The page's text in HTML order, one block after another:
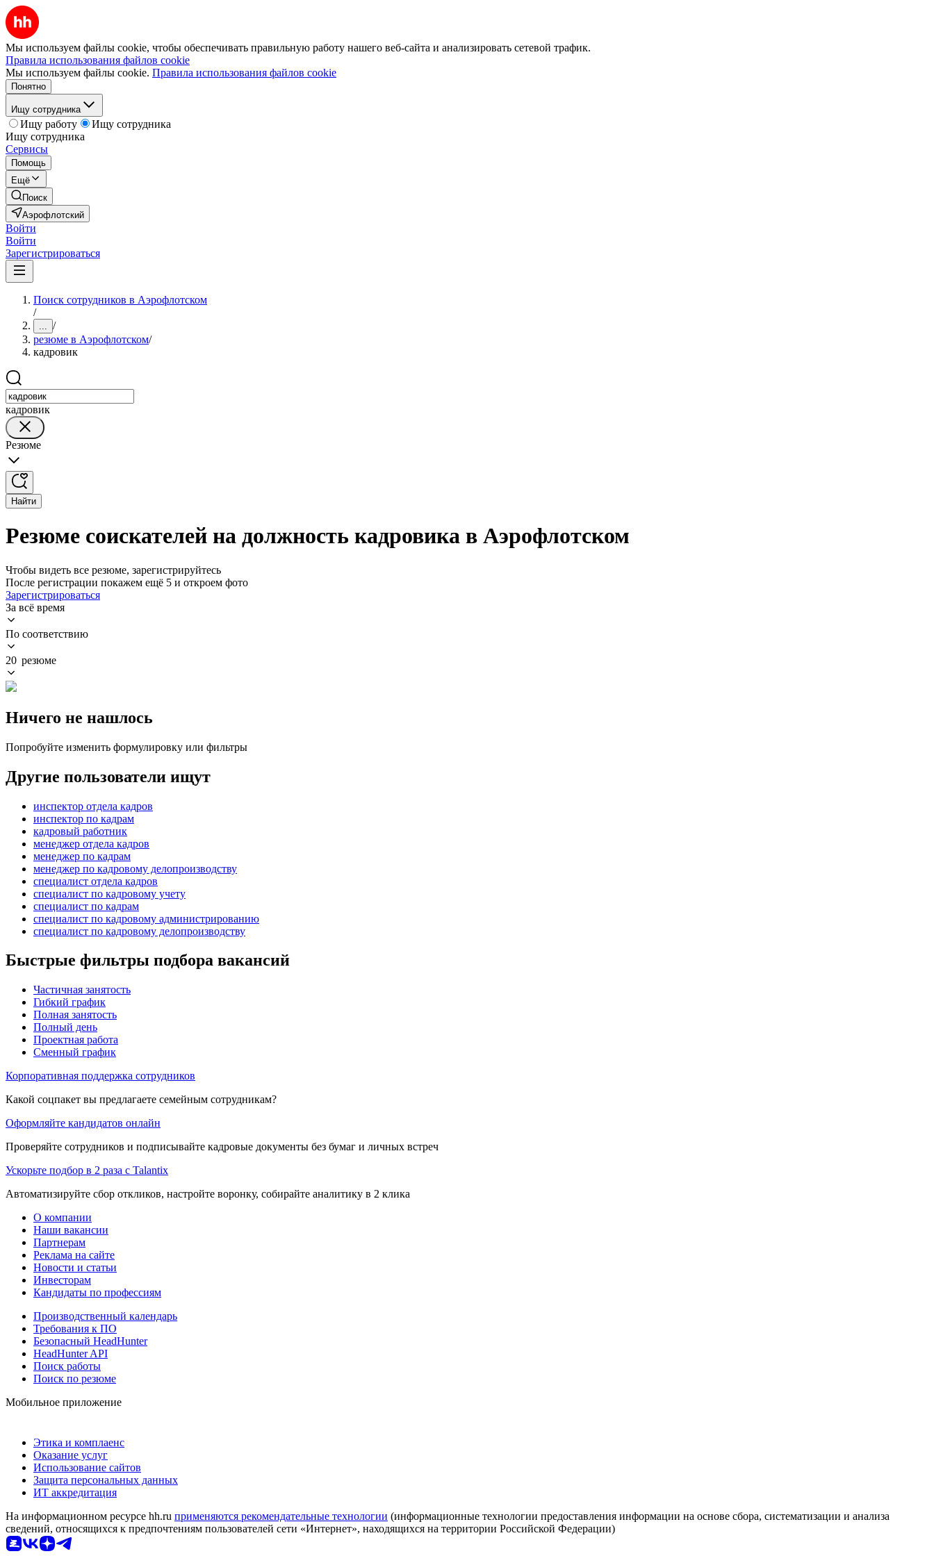
Мы используем файлы cookie, чтобы обеспечивать правильную работу нашего веб-сайта и анализировать сетевой трафик.
Правила использования файлов cookie
Мы используем файлы cookie. Правила использования файлов cookie
Понятно
Ищу сотрудника
Ищу работу
Ищу сотрудника
Ищу сотрудника
Сервисы
Помощь
Ещё
Поиск
Аэрофлотский
Войти
Войти
Зарегистрироваться
Поиск сотрудников в Аэрофлотском
/
... /
резюме в Аэрофлотском/
кадровик
кадровик
Резюме
Найти
Резюме соискателей на должность кадровика в Аэрофлотском
Чтобы видеть все резюме, зарегистрируйтесь
После регистрации покажем ещё 5 и откроем фото
Зарегистрироваться
За всё время
По соответствию
20 резюме
Ничего не нашлось
Попробуйте изменить формулировку или фильтры
Другие пользователи ищут
инспектор отдела кадров
инспектор по кадрам
кадровый работник
менеджер отдела кадров
менеджер по кадрам
менеджер по кадровому делопроизводству
специалист отдела кадров
специалист по кадровому учету
специалист по кадрам
специалист по кадровому администрированию
специалист по кадровому делопроизводству
Быстрые фильтры подбора вакансий
Частичная занятость
Гибкий график
Полная занятость
Полный день
Проектная работа
Сменный график
Корпоративная поддержка сотрудников
Какой соцпакет вы предлагаете семейным сотрудникам?
Оформляйте кандидатов онлайн
Проверяйте сотрудников и подписывайте кадровые документы без бумаг и личных встреч
Ускорьте подбор в 2 раза с Talantix
Автоматизируйте сбор откликов, настройте воронку, собирайте аналитику в 2 клика
О компании
Наши вакансии
Партнерам
Реклама на сайте
Новости и статьи
Инвесторам
Кандидаты по профессиям
Производственный календарь
Требования к ПО
Безопасный HeadHunter
HeadHunter API
Поиск работы
Поиск по резюме
Мобильное приложение
Этика и комплаенс
Оказание услуг
Использование сайтов
Защита персональных данных
ИТ аккредитация
На информационном ресурсе hh.ru применяются рекомендательные технологии (информационные технологии предоставления информации на основе сбора, систематизации и анализа
сведений, относящихся к предпочтениям пользователей сети «Интернет», находящихся на территории Российской Федерации)